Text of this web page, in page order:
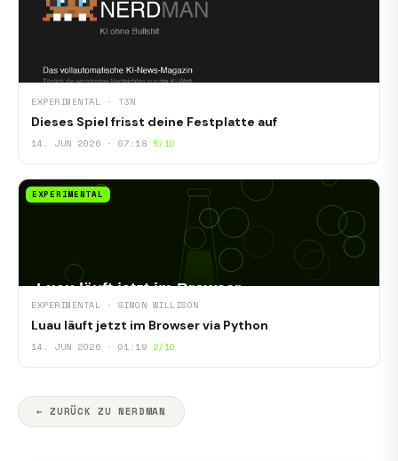
EXPERIMENTAL · T3N
Dieses Spiel frisst deine Festplatte auf
14. JUN 2026 · 07:18 5/10
EXPERIMENTAL
EXPERIMENTAL · SIMON WILLISON
Luau läuft jetzt im Browser via Python
14. JUN 2026 · 01:19 2/10
← ZURÜCK ZU NERDMAN